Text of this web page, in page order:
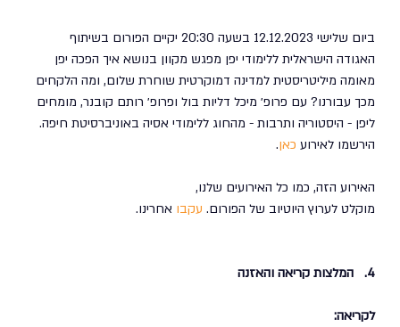
ביום שלישי 12.12.2023 בשעה 20:30 יקיים הפורום בשיתוף
האגודה הישראלית ללימודי יפן מפגש מקוון בנושא איך הפכה יפן
מאומה מיליטריסטית למדינה דמוקרטית שוחרת שלום, ומה הלקחים
מכך עבורנו? עם פרופ׳ מיכל דליות בול ופרופ׳ רותם קובנר, מומחים
ליפן - היסטוריה ותרבות - מהחוג ללימודי אסיה באוניברסיטת חיפה.
הירשמו לאירוע כאן.
האירוע הזה, כמו כל האירועים שלנו,
מוקלט לערוץ היוטיוב של הפורום. עקבו אחרינו.
4.   המלצות קריאה והאזנה
לקריאה: